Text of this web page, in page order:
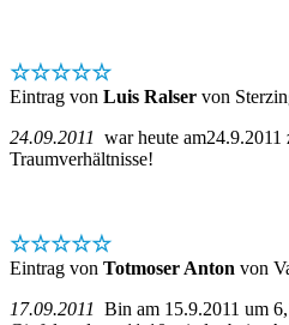
☆☆☆☆☆
Eintrag von Luis Ralser von
24.09.2011 war heute
Traumverhältnisse!
☆☆☆☆☆
Eintrag von Totmoser Anton von
17.09.2011 Bin am 15.9.2011 um